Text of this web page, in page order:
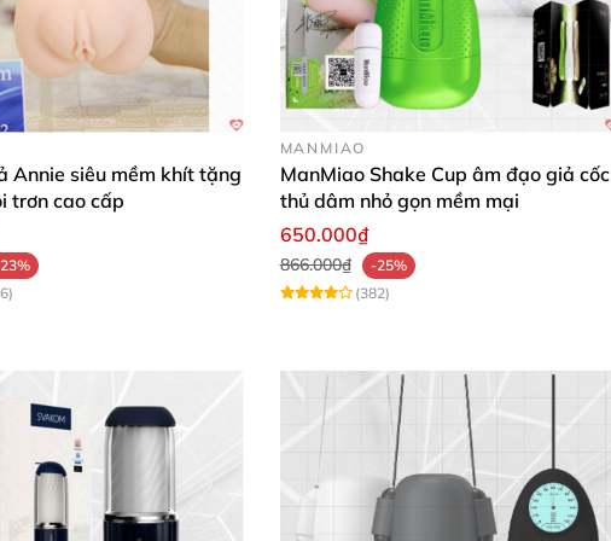
năng:
thì đổi bình thường
trong âm đạo giả . Đem lại trải nghiệm tê táimà bạn không thể nào tìm
những dòng âm đạo giả Leten khác
Annie siêu mềm khít tặng
trơn cao cấp
MANMIAO
ManMiao Shake Cup âm đạo giả cốc
thủ dâm nhỏ gọn mềm mại
650.000₫
866.000₫
-25%
(382)